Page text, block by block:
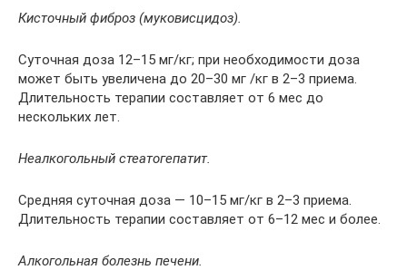
Кисточный фиброз (муковисцидоз).
Суточная доза 12–15 мг/кг; при необходимости доза
может быть увеличена до 20–30 мг /кг в 2–3 приема.
Длительность терапии составляет от 6 мес до
нескольких лет.
Неалкогольный стеатогепатит.
Cредняя суточная доза — 10–15 мг/кг в 2–3 приема.
Длительность терапии составляет от 6–12 мес и более.
Алкогольная болезнь печени.